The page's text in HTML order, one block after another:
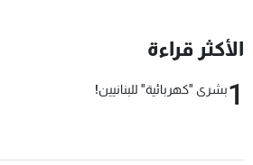
الأكثر قراءة
1بشرى "كهربائية" للبنانيين!